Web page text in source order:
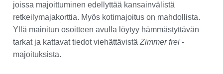
joissa majoittuminen edellyttää kansainvälistä
retkeilymajakorttia. Myös kotimajoitus on mahdollista.
Yllä mainitun osoitteen avulla löytyy hämmästyttävän
tarkat ja kattavat tiedot viehättävistä Zimmer frei -
majoituksista.